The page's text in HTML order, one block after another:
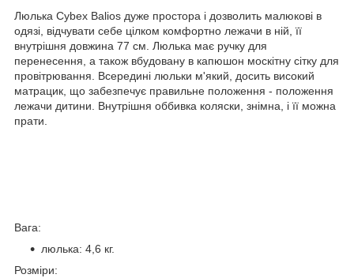
Люлька Cybex Balios дуже простора і дозволить малюкові в
одязі, відчувати себе цілком комфортно лежачи в ній, її
внутрішня довжина 77 см. Люлька має ручку для
перенесення, а також вбудовану в капюшон москітну сітку для
провітрювання. Всередині люльки м'який, досить високий
матрацик, що забезпечує правильне положення - положення
лежачи дитини. Внутрішня оббивка коляски, знімна, і її можна
прати.
Вага:
люлька: 4,6 кг.
Розміри: